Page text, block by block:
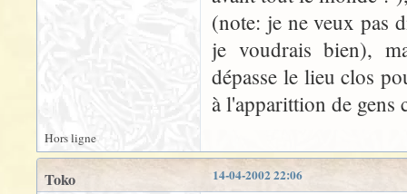
(note: je ne veux pas
je voudrais bien),
dépasse le lieu clos
à l'apparittion de gens
Hors ligne
14-04-2002 22:06
Toko